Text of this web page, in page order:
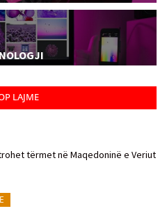
LAJME
tërmet në Maqedoninë e Veriut